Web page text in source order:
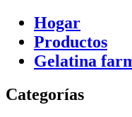
Hogar
Productos
Gelatina
Categorías